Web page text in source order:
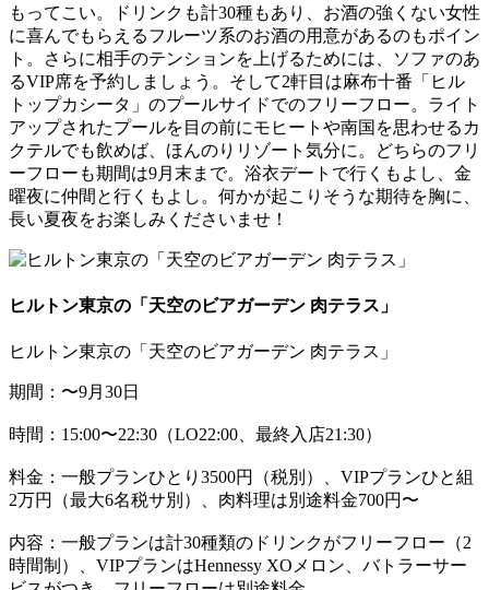
もってこい。ドリンクも計30種もあり、お酒の強くない女性
に喜んでもらえるフルーツ系のお酒の用意があるのもポイン
ト。さらに相手のテンションを上げるためには、ソファのあ
るVIP席を予約しましょう。そして2軒目は麻布十番「ヒル
トップカシータ」のプールサイドでのフリーフロー。ライト
アップされたプールを目の前にモヒートや南国を思わせるカ
クテルでも飲めば、ほんのりリゾート気分に。どちらのフリ
ーフローも期間は9月末まで。浴衣デートで行くもよし、金
曜夜に仲間と行くもよし。何かが起こりそうな期待を胸に、
長い夏夜をお楽しみくださいませ！
ヒルトン東京の「天空のビアガーデン 肉テラス」
ヒルトン東京の「天空のビアガーデン 肉テラス」
期間：〜9月30日
時間：15:00〜22:30（LO22:00、最終入店21:30）
料金：一般プランひとり3500円（税別）、VIPプランひと組
2万円（最大6名税サ別）、肉料理は別途料金700円〜
内容：一般プランは計30種類のドリンクがフリーフロー（2
時間制）、VIPプランはHennessy XOメロン、バトラーサー